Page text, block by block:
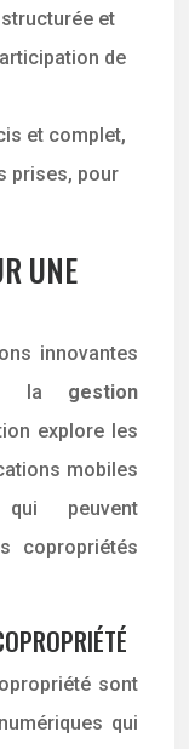
et
de
et complet,
prises, pour
UNE
innovantes
la gestion
explore les
mobiles
peuvent
copropriétés
sont
numériques qui